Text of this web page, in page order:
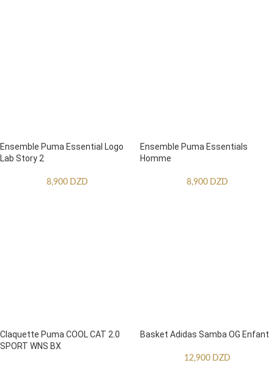
Ensemble Puma Essential Logo
Lab Story 2
8,900 DZD
Ensemble Puma Essentials
Homme
8,900 DZD
Claquette Puma COOL CAT 2.0
SPORT WNS BX
Basket Adidas Samba OG Enfant
12,900 DZD